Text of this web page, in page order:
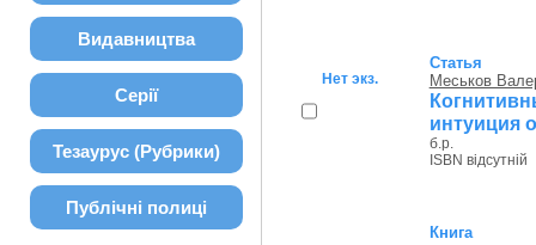
Видавництва
Серії
Тезаурус (Рубрики)
Публічні полиці
Нет экз.
Статья
Меськов
интуиция
б.р.
ISBN відсутній
Книга